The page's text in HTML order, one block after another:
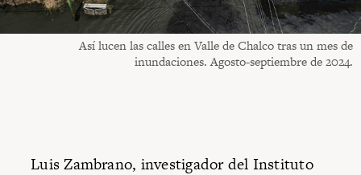
Así lucen las calles en Valle de Chalco tras un mes de
inundaciones. Agosto-septiembre de 2024.
Luis Zambrano, investigador del Instituto